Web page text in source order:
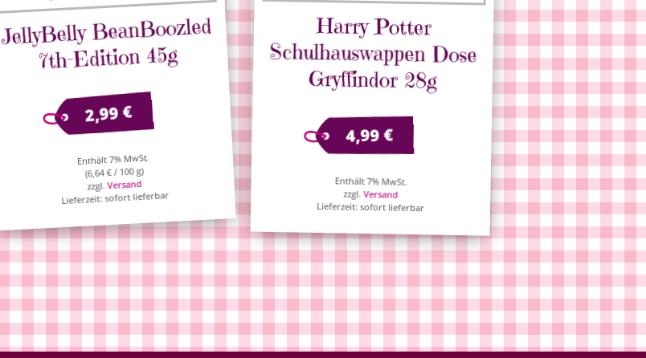
JellyBelly BeanBoozled
7th-Edition 45g
2,99€
Enthält 7% MwSt.
(6,64€/ 100 g)
zzgl.Versand
Lieferzeit: sofort lieferbar
Harry Potter
Schulhauswappen Dose
Gryffindor 28g
4,99€
Enthält 7% MwSt.
zzgl.Versand
Lieferzeit: sofort lieferbar